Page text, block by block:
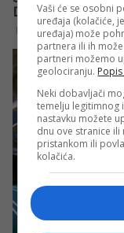
Vaši će se osobni
uređaja (kolačiće,
uređaja) može
partnera ili ih
partneri možemo
geolociranju.
Neki dobavljači
temelju legitimnog
nastavku možete
dnu ove stranice
pristankom ili
kolačića.